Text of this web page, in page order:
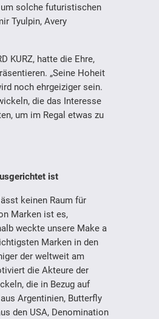
solche futuristischen
Tyulpin, Avery
KURZ, hatte die Ehre,
„Seine Hoheit
noch ehrgeiziger sein.
die das Interesse
um im Regal etwas zu
ist
keinen Raum für
Marken ist es,
weckte unsere Make a
Marken in den
der weltweit am
die Akteure der
die in Bezug auf
Argentinien, Butterfly
den USA, Denomination